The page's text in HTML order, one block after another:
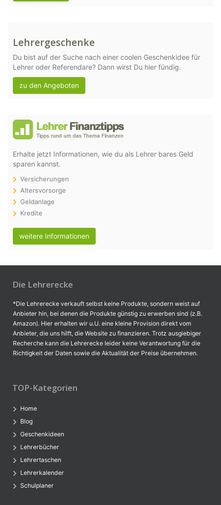
Lehrergeschenke
Du bist auf der Suche nach einer coolen Geschenkidee für
Lehrer oder Referendare? Dann wirst Du hier fündig.
zu den Angeboten
Erhalte jetzt Informationen, wie du als Lehrer bares Geld
sparen kannst.
Versicherungen
Altersvorsorge
Geldanlage
Kredite
weitere Informationen
Die Lehrerecke
*Die Lehrerecke verkauft selbst keine Produkte, sondern weist auf
Anbieter hin, bei denen die Produkte günstig zu erwerben sind (z.B.
Amazon). Hier erhalten wir u.U. eine kleine Provision direkt vom
Anbieter, die uns hilft, die Website zu finanzieren. Trotz ausgiebiger
Recherche kann die Lehrerecke leider keine Verantwortung für die
Richtigkeit der Daten sowie die Aktualität der Preise übernehmen.
TOP-Kategorien
Home
Blog
Geschenkideen
Lehrerbücher
Lehrertaschen
Lehrerkalender
Schulplaner